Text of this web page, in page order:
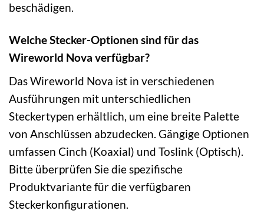
beschädigen.
Welche Stecker-Optionen sind für das
Wireworld Nova verfügbar?
Das Wireworld Nova ist in verschiedenen
Ausführungen mit unterschiedlichen
Steckertypen erhältlich, um eine breite Palette
von Anschlüssen abzudecken. Gängige Optionen
umfassen Cinch (Koaxial) und Toslink (Optisch).
Bitte überprüfen Sie die spezifische
Produktvariante für die verfügbaren
Steckerkonfigurationen.